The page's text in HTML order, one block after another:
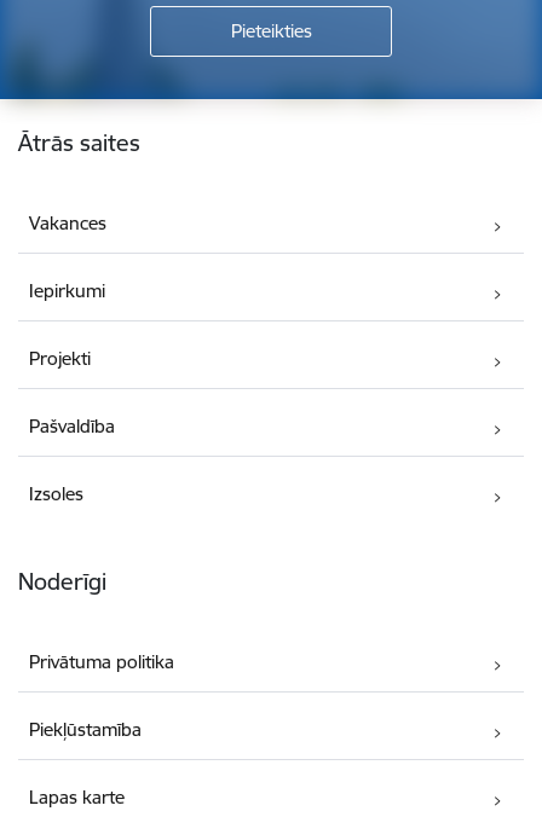
Kājene
Ātrās saites
Vakances
Iepirkumi
Projekti
Pašvaldība
Izsoles
Noderīgi
Privātuma politika
Piekļūstamība
Lapas karte